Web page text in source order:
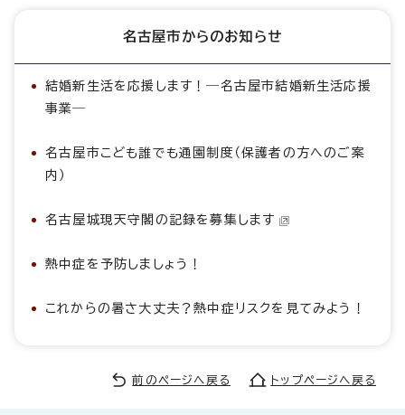
名古屋市からのお知らせ
結婚新生活を応援します！―名古屋市結婚新生活応援
事業―
名古屋市こども誰でも通園制度（保護者の方へのご案
内）
名古屋城現天守閣の記録を募集します
熱中症を予防しましょう！
これからの暑さ大丈夫？熱中症リスクを見てみよう！
前のページへ戻る トップページへ戻る